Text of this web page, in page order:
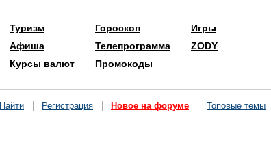
Туризм
Афиша
Курсы валют
Гороскоп
Телепрограмма
Промокоды
Игры
ZODY
Найти Регистрация Новое на форуме Топовые темы